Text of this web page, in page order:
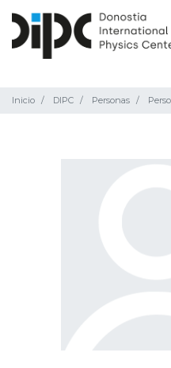
Inicio DIPC Personas